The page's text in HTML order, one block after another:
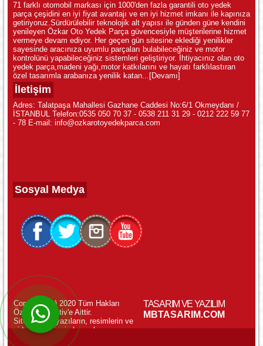
WhatsApp ile Online Destek!
71 farklı otomobil markası için 1000'den fazla garantili oto yedek
parça çeşidini en iyi fiyat avantajı ve en iyi hizmet imkanı ile kapınıza
getiriyoruz.Sürdürülebilir teknolojik alt yapısı ile günden güne kendini
yenileyen Özkar Oto Yedek Parça güvencesiyle müşterilerine hizmet
vermeye devam ediyor. Her geçen gün sitesine eklediği yenilikler
sayesinde aracınıza uyumlu parçaları bulabileceğiniz ve motor
kontrolünü yapabileceğiniz sistemleri geliştiriyor. İhtiyacınız olan oto
yedek parça,madeni yağı,motor katkılarını ve hayatı farklılastıran
özel tasarımla arabanıza yenilik katan... [Devamı]
İletişim
Adres: Talatpaşa Mahallesi Gazhane Caddesi No:6/1 Okmeydanı /
İSTANBUL Telefon:0535 050 70 37 - 0538 211 31 29 - 0212 222 59 77
- 78 E-mail: info@ozkarotoyedekparca.com
Sosyal Medya
Copyright (c) 2020 Tüm Hakları
Özkar Otomotiv'e Aittir.
Sitemizdeki yazıların, resimlerin ve
videoların izinsiz kopyalanması
yasaktır.
TASARIM VE YAZILIM
MBTASARIM.COM